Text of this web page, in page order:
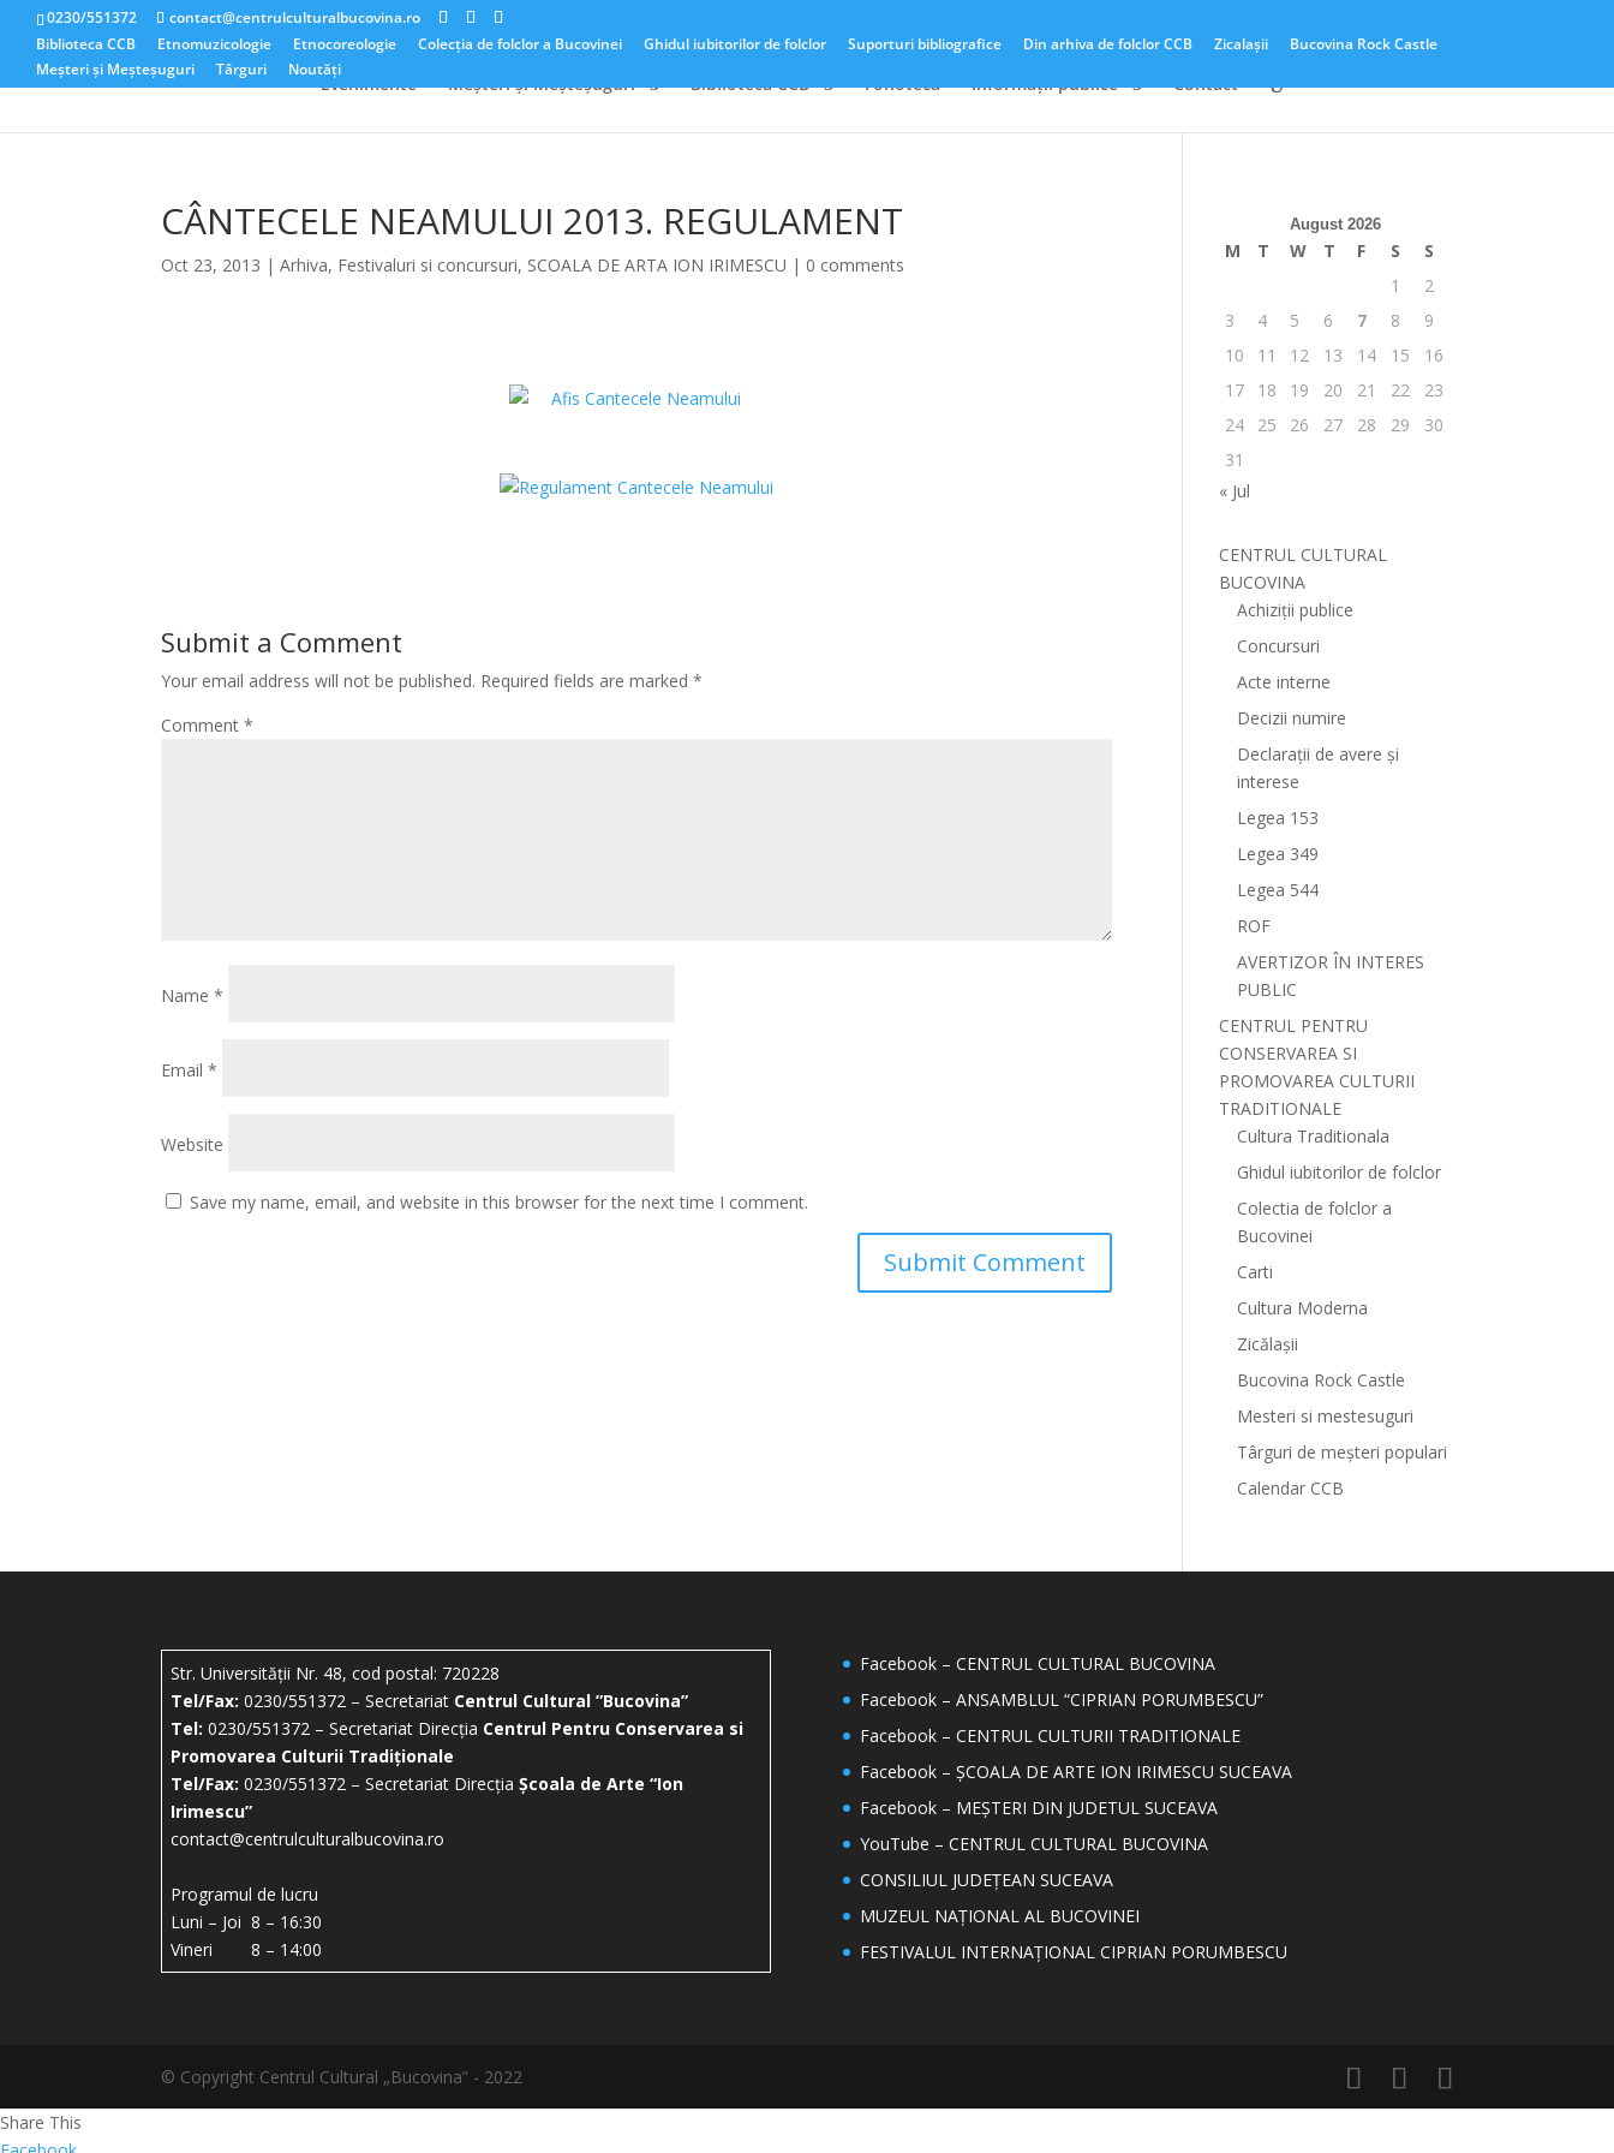
0230/551372
contact@centrulculturalbucovina.ro
Biblioteca CCB
Etnomuzicologie Etnocoreologie Colecția de folclor a Bucovinei Ghidul iubitorilor de folclor Suporturi bibliografice Din arhiva de folclor CCB Zicalașii
Bucovina Rock Castle
Meșteri și Meșteșuguri
Târguri Noutăți
Evenimente Meșteri și Meșteșuguri Biblioteca CCB Fonotecă Informații publice Contact
CÂNTECELE NEAMULUI 2013. REGULAMENT
Oct 23, 2013 |Arhiva, Festivaluri si concursuri, SCOALA DE ARTA ION IRIMESCU | 0 comments
Submit a Comment
Your email address will not be published. Required fields are marked*
Comment*
Name*
Email*
Website
Save my name, email, and website in this browser for the next time I comment.
August 2026
M T W T F S
S
1
2
3
4 5 6 7 8
9
10
11 12 13 14 15
16
17
18 19 20 21 22
23
24
25 26 27 28 29
30
31
« Jul
CENTRUL CULTURAL
BUCOVINA
Achiziții publice
Concursuri
Acte interne
Decizii numire
Declarații de avere și
interese
Legea 153
Legea 349
Legea 544
ROF
AVERTIZOR ÎN INTERES
PUBLIC
CENTRUL PENTRU
CONSERVAREA SI
PROMOVAREA CULTURII
TRADITIONALE
Cultura Traditionala
Ghidul iubitorilor de folclor
Colectia de folclor a
Bucovinei
Carti
Cultura Moderna
Zicălașii
Bucovina Rock Castle
Mesteri si mestesuguri
Târguri de meșteri populari
Calendar CCB
Str. Universității Nr. 48, cod postal: 720228
Tel/Fax: 0230/551372 – Secretariat Centrul Cultural ”Bucovina”
Tel: 0230/551372 – Secretariat Direcția Centrul Pentru Conservarea si
Promovarea Culturii Tradiționale
Tel/Fax: 0230/551372 – Secretariat DirecțiaȘcoala de Arte “Ion
Irimescu”
contact@centrulculturalbucovina.ro
Programul de lucru
Luni – Joi 8 – 16:30
Vineri 8 – 14:00
Facebook – CENTRUL CULTURAL BUCOVINA
Facebook – ANSAMBLUL “CIPRIAN PORUMBESCU”
Facebook – CENTRUL CULTURII TRADITIONALE
Facebook – ȘCOALA DE ARTE ION IRIMESCU SUCEAVA
Facebook – MEȘTERI DIN JUDETUL SUCEAVA
YouTube – CENTRUL CULTURAL BUCOVINA
CONSILIUL JUDEȚEAN SUCEAVA
MUZEUL NAȚIONAL AL BUCOVINEI
FESTIVALUL INTERNAȚIONAL CIPRIAN PORUMBESCU
© Copyright Centrul Cultural „Bucovina” - 2022
Share This